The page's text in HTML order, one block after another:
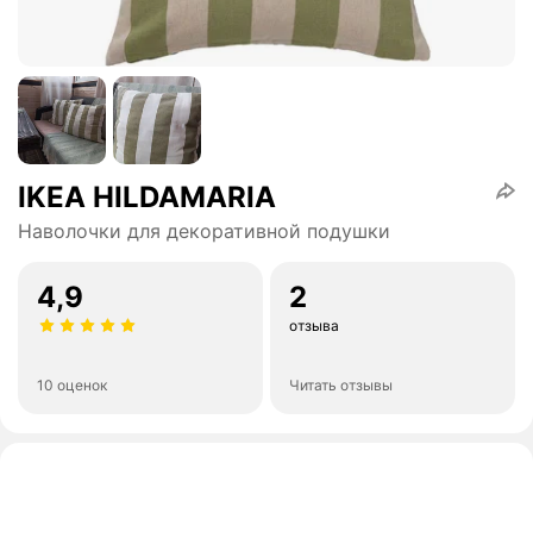
IKEA HILDAMARIA
Наволочки для декоративной подушки
4,9
10 оценок
2
отзыва
Читать отзывы